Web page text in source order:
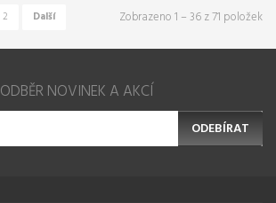
Zobrazeno 1 – 36 z 71 položek
2 Další
ODBĚR NOVINEK A AKCÍ
ODEBÍRAT